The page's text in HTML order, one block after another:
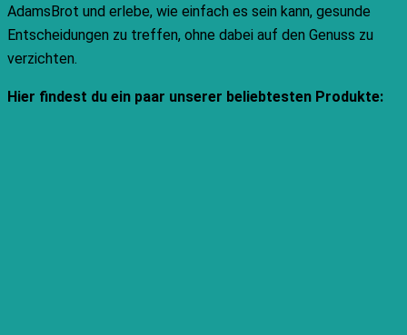
AdamsBrot und erlebe, wie einfach es sein kann, gesunde
Entscheidungen zu treffen, ohne dabei auf den Genuss zu
verzichten.
Hier findest du ein paar unserer beliebtesten Produkte: